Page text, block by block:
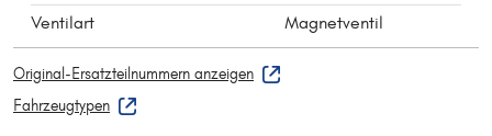
Ventilart
Magnetventil
Original-Ersatzteilnummern anzeigen
Fahrzeugtypen